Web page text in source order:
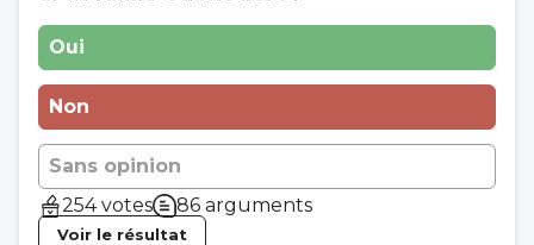
Oui
Non
Sans opinion
254 votes
86 arguments
Voir le résultat